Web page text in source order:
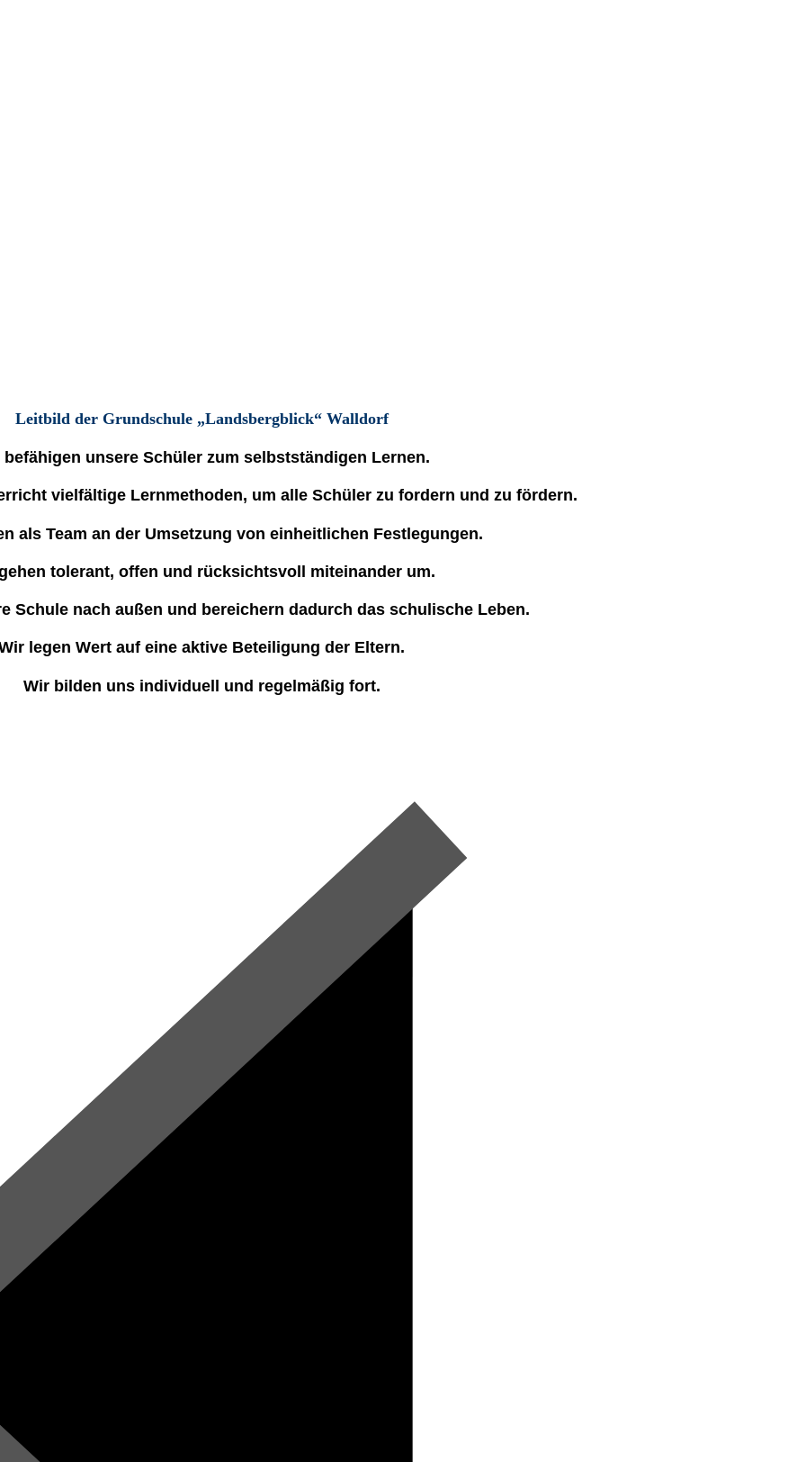
Leitbild der Grundschule „Landsbergblick“ Walldorf
befähigen unsere Schüler zum selbstständigen Lernen.
vielfältige Lernmethoden, um alle Schüler zu fordern und zu fördern.
als Team an der Umsetzung von einheitlichen Festlegungen.
tolerant, offen und rücksichtsvoll miteinander um.
Schule nach außen und bereichern dadurch das schulische Leben.
legen Wert auf eine aktive Beteiligung der Eltern.
Wir bilden uns individuell und regelmäßig fort.